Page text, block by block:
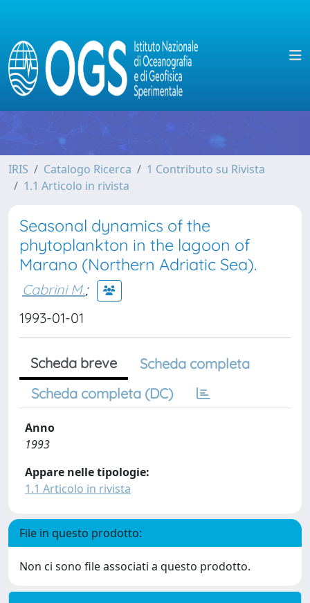
IRIS Catalogo Ricerca
1 Contributo su Rivista
1.1 Articolo in rivista
Seasonal dynamics of the
phytoplankton in the lagoon of
Marano (Northern Adriatic Sea).
Cabrini M.;
1993-01-01
Scheda breve
Scheda completa
Scheda completa (DC)
Anno
1993
Appare nelle tipologie:
1.1 Articolo in rivista
File in questo prodotto:
Non ci sono file associati a questo prodotto.